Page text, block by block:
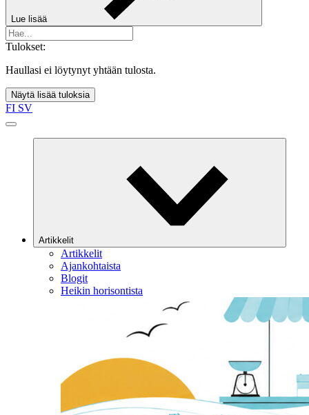
Lue lisää
Tulokset:
Haullasi ei löytynyt yhtään tulosta.
Näytä lisää tuloksia
FI SV
Artikkelit
Artikkelit
Ajankohtaista
Blogit
Heikin horisontista